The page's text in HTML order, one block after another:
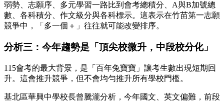
弱勢、志願序、多元學習一路比到會考總積分、A與B加號總
數、各科積分、作文級分與各科標示。這表示在竹苗第一志願
競爭中，「多一個＋」往往就可能改變排序。
分析三：今年趨勢是「頂尖校微升，中段校分化」
115會考的最大背景，是「百年兔寶寶」讓考生數出現短期回
升。這會推升競爭，但不會均勻推升所有學校門檻。
基北區華興中學校長曾騰瀧分析，今年國文、英文偏難，前段